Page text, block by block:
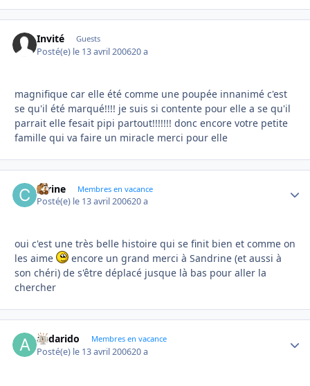
Invité Guests
Posté(e) le 13 avril 200620 a
magnifique car elle été comme une poupée innanimé c'est
se qu'il été marqué!!!! je suis si contente pour elle a se qu'il
parrait elle fesait pipi partout!!!!!!! donc encore votre petite
famille qui va faire un miracle merci pour elle
carine Membres en vacance
Posté(e) le 13 avril 200620 a
oui c'est une très belle histoire qui se finit bien et comme on
les aime
encore un grand merci à Sandrine (et aussi à
son chéri) de s'être déplacé jusque là bas pour aller la
chercher
andarido Membres en vacance
Posté(e) le 13 avril 200620 a